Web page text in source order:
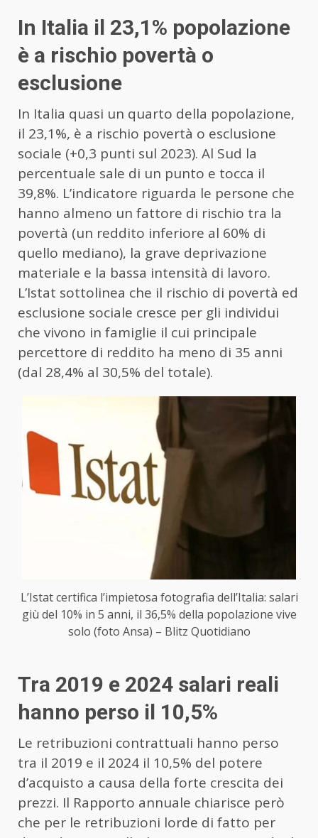
In Italia il 23,1% popolazione
è a rischio povertà o
esclusione
In Italia quasi un quarto della popolazione,
il 23,1%, è a rischio povertà o esclusione
sociale (+0,3 punti sul 2023). Al Sud la
percentuale sale di un punto e tocca il
39,8%. L’indicatore riguarda le persone che
hanno almeno un fattore di rischio tra la
povertà (un reddito inferiore al 60% di
quello mediano), la grave deprivazione
materiale e la bassa intensità di lavoro.
L’Istat sottolinea che il rischio di povertà ed
esclusione sociale cresce per gli individui
che vivono in famiglie il cui principale
percettore di reddito ha meno di 35 anni
(dal 28,4% al 30,5% del totale).
L’Istat certifica l’impietosa fotografia dell’Italia: salari
giù del 10% in 5 anni, il 36,5% della popolazione vive
solo (foto Ansa) – Blitz Quotidiano
Tra 2019 e 2024 salari reali
hanno perso il 10,5%
Le retribuzioni contrattuali hanno perso
tra il 2019 e il 2024 il 10,5% del potere
d’acquisto a causa della forte crescita dei
prezzi. Il Rapporto annuale chiarisce però
che per le retribuzioni lorde di fatto per